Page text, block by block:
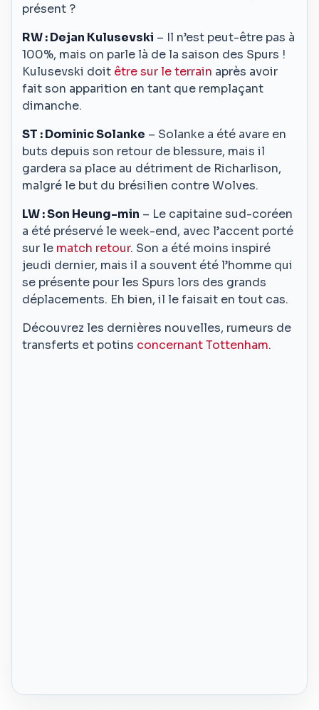
présent ?
RW : Dejan Kulusevski – Il n’est peut-être pas à
100%, mais on parle là de la saison des Spurs !
Kulusevski doit être sur le terrain après avoir
fait son apparition en tant que remplaçant
dimanche.
ST : Dominic Solanke – Solanke a été avare en
buts depuis son retour de blessure, mais il
gardera sa place au détriment de Richarlison,
malgré le but du brésilien contre Wolves.
LW : Son Heung-min – Le capitaine sud-coréen
a été préservé le week-end, avec l’accent porté
sur le match retour. Son a été moins inspiré
jeudi dernier, mais il a souvent été l’homme qui
se présente pour les Spurs lors des grands
déplacements. Eh bien, il le faisait en tout cas.
Découvrez les dernières nouvelles, rumeurs de
transferts et potins concernant Tottenham.